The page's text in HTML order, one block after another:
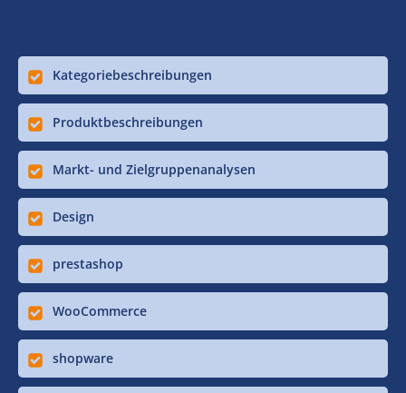
Kategoriebeschreibungen
Produktbeschreibungen
Markt- und Zielgruppenanalysen
Design
prestashop
WooCommerce
shopware